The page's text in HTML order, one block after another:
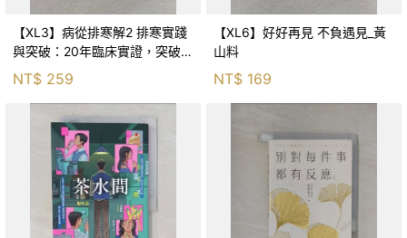
【XL3】病從排寒解2 排寒實踐
與突破：20年臨床實證，突破排
寒盲點，防治疫毒流感的中醫養
命方略！_李璧如
NT$ 259
【XL6】好好再見 不負遇見_黃
山料
NT$ 169